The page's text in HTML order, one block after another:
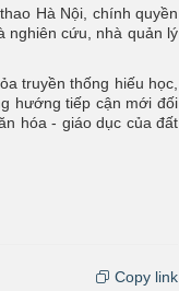
Hà Nội, chính quyền
nghiên cứu, nhà quản lý
truyền thống hiếu học,
hướng tiếp cận mới đối
hóa - giáo dục của đất
Copy link